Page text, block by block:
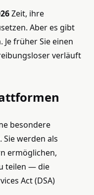
Zeit, ihre
Aber es gibt
früher Sie einen
verläuft
besondere
werden als
ermöglichen,
teilen — die
Act (DSA)